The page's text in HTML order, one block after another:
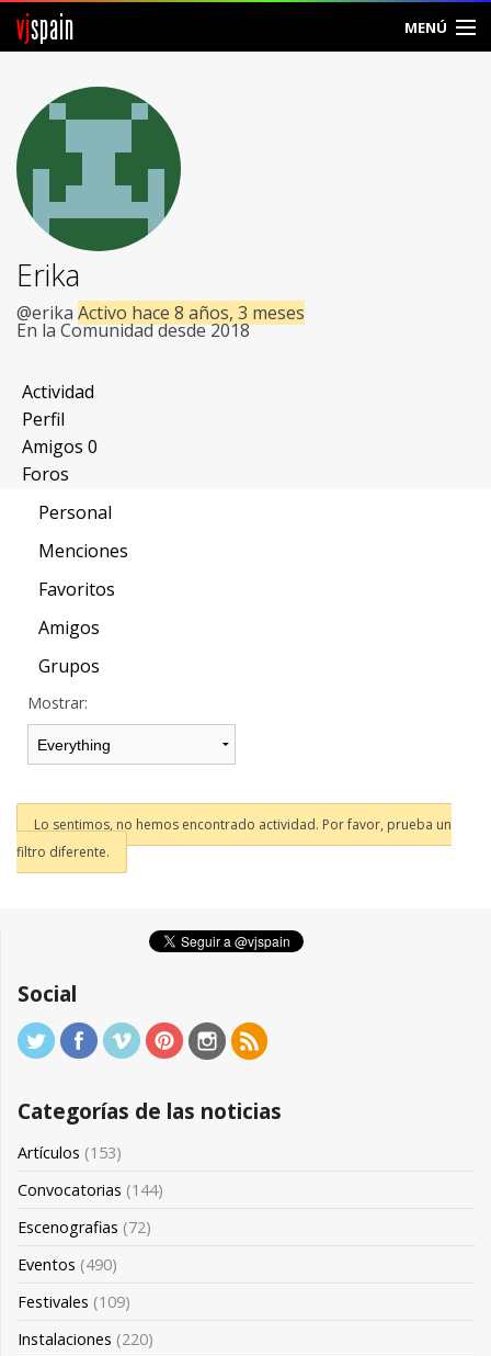
vjspain MENÚ
Foros
Noticias
Vjspain
Ayuda
Contacto
Entrar
Crear Cuenta
Erika
@erika Activo hace 8 años, 3 meses
En la Comunidad desde 2018
Actividad
Perfil
Amigos 0
Foros
Personal
Menciones
Favoritos
Amigos
Grupos
Mostrar:
Lo sentimos, no hemos encontrado actividad. Por favor, prueba un
filtro diferente.
Social
Categorías de las noticias
Artículos (153)
Convocatorias (144)
Escenografias (72)
Eventos (490)
Festivales (109)
Instalaciones (220)